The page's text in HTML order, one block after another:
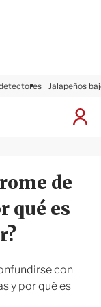
Jalapeños
I
de
qué es
con
y por qué es